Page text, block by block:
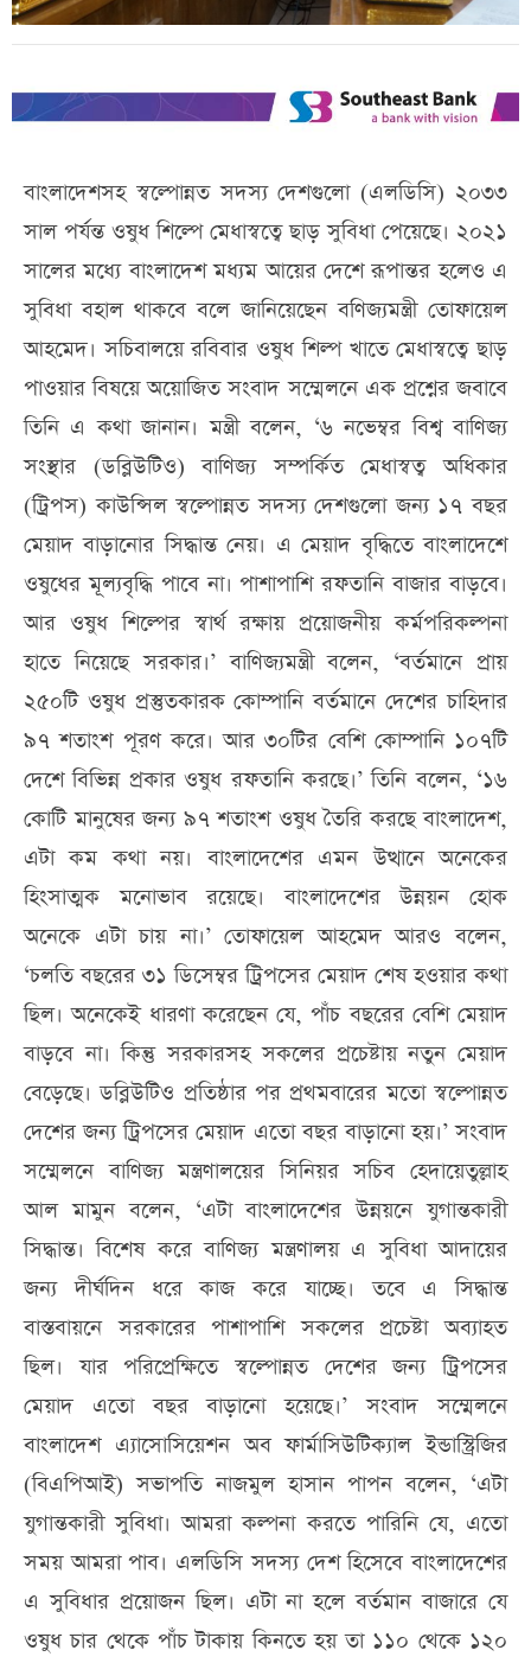
বাংলাদেশসহ স্বল্পোন্নত সদস্য দেশগুলো (এলডিসি) ২০৩৩
সাল পর্যন্ত ওষুধ শিল্পে মেধাস্বত্বে ছাড় সুবিধা পেয়েছে। ২০২১
সালের মধ্যে বাংলাদেশ মধ্যম আয়ের দেশে রূপান্তর হলেও এ
সুবিধা বহাল থাকবে বলে জানিয়েছেন বণিজ্যমন্ত্রী তোফায়েল
আহমেদ। সচিবালয়ে রবিবার ওষুধ শিল্প খাতে মেধাস্বত্বে ছাড়
পাওয়ার বিষয়ে অয়োজিত সংবাদ সম্মেলনে এক প্রশ্নের জবাবে
তিনি এ কথা জানান। মন্ত্রী বলেন, ‘৬ নভেম্বর বিশ্ব বাণিজ্য
সংস্থার (ডব্লিউটিও) বাণিজ্য সম্পর্কিত মেধাস্বত্ব অধিকার
(ট্রিপস) কাউন্সিল স্বল্পোন্নত সদস্য দেশগুলো জন্য ১৭ বছর
মেয়াদ বাড়ানোর সিদ্ধান্ত নেয়। এ মেয়াদ বৃদ্ধিতে বাংলাদেশে
ওষুধের মূল্যবৃদ্ধি পাবে না। পাশাপাশি রফতানি বাজার বাড়বে।
আর ওষুধ শিল্পের স্বার্থ রক্ষায় প্রয়োজনীয় কর্মপরিকল্পনা
হাতে নিয়েছে সরকার।’ বাণিজ্যমন্ত্রী বলেন, ‘বর্তমানে প্রায়
২৫০টি ওষুধ প্রস্তুতকারক কোম্পা‌নি বর্তমা‌নে দে‌শের চা‌হিদার
৯৭ শতাংশ পূরণ ক‌রে। আর ৩০টির বে‌শি কোম্পানি ১০৭টি
দে‌শে বিভিন্ন প্রকার ওষুধ রফতানি করছে।’ তিনি বলেন, ‘১৬
কোটি মানুষের জন্য ৯৭ শতাংশ ওষুধ তৈরি করছে বাংলাদেশ,
এটা কম কথা নয়। বাংলাদেশের এমন উত্থানে অনেকের
হিংসাত্মক মনোভাব রয়েছে। বাংলাদেশের উন্নয়ন হোক
অনেকে এটা চায় না।’ তোফায়েল আহমেদ আরও বলেন,
‘চলতি বছরের ৩১ ডিসেম্বর ট্রিপসের মেয়াদ শেষ হওয়ার কথা
ছিল। অনেকেই ধারণা করেছেন যে, পাঁচ বছরের বেশি মেয়াদ
বাড়বে না। কিন্তু সরকারসহ সকলের প্রচেষ্টায় নতুন মেয়াদ
বেড়েছে। ডব্লিউটিও প্রতিষ্ঠার পর প্রথমবারের মতো স্বল্পোন্নত
দেশের জন্য ট্রিপসের মেয়াদ এতো বছর বাড়ানো হয়।’ সংবাদ
সম্মেলনে বাণিজ্য মন্ত্রণালয়ের সিনিয়র সচিব হেদায়েতুল্লাহ
আল মামুন বলেন, ‘এটা বাংলাদেশের উন্নয়নে যুগান্তকারী
সিদ্ধান্ত। বিশেষ করে বাণিজ্য মন্ত্রণালয় এ সুবিধা আদায়ের
জন্য দীর্ঘদিন ধরে কাজ করে যাচ্ছে। তবে এ সিদ্ধান্ত
বাস্তবায়নে সরকারের পাশাপাশি সকলের প্রচেষ্টা অব্যাহত
ছিল। যার পরিপ্রেক্ষিতে স্বল্পোন্নত দেশের জন্য ট্রিপসের
মেয়াদ এতো বছর বাড়ানো হয়েছে।’ সংবাদ সম্মেলনে
বাংলাদেশ এ্যাসোসিয়েশন অব ফার্মাসিউটিক্যাল ইন্ডাস্ট্রিজির
(বিএপিআই) সভাপতি নাজমুল হাসান পাপন বলেন, ‘এটা
যুগান্তকারী সুবিধা। আমরা কল্পনা করতে পারিনি যে, এতো
সময় আমরা পাব। এলডিসি সদস্য দেশ হিসেবে বাংলাদেশের
এ সুবিধার প্রয়োজন ছিল। এটা না হলে বর্তমান বাজারে যে
ওষুধ চার থেকে পাঁচ টাকায় কিনতে হয় তা ১১০ থেকে ১২০